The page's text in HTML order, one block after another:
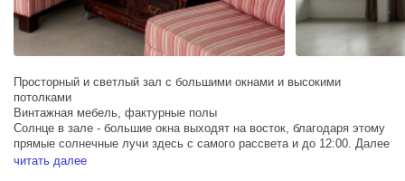
Просторный и светлый зал с большими окнами и высокими
потолками
Винтажная мебель, фактурные полы
Солнце в зале - большие окна выходят на восток, благодаря этому
прямые солнечные лучи здесь с самого рассвета и до 12:00. Далее
в зале мягкий рассеянный свет.
читать далее